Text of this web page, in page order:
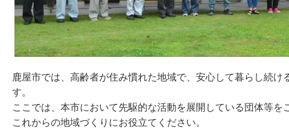
鹿屋市では、高齢者が住み慣れた地域で、安心して暮らし続
す。
ここでは、本市において先駆的な活動を展開している団体等を
これからの地域づくりにお役立てください。